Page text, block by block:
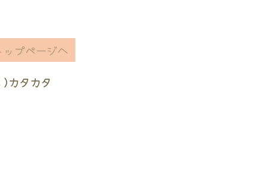
カタカタ
ップページへ